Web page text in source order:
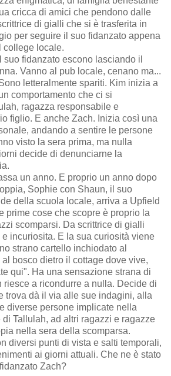
cricca di amici che pendono dalle
di gialli che si è trasferita in
per seguire il suo fidanzato appena
college locale.
suo fidanzato escono lasciando il
Vanno al pub locale, cenano ma...
letteralmente spariti. Kim inizia a
comportamento che ci si
ragazza responsabile e
figlio. E anche Zach. Inizia così una
andando a sentire le persone
visto la sera prima, ma nulla
decide di denunciarne la
un anno. E proprio un anno dopo
Sophie con Shaun, il suo
della scuola locale, arriva a Upfield
prime cose che scopre è proprio la
scomparsi. Da scrittrice di gialli
incuriosita. E la sua curiosità viene
strano cartello inchiodato al
bosco dietro il cottage dove vive,
qui". Ha una sensazione strana di
riesce a ricondurre a nulla. Decide di
trova dà il via alle sue indagini, alla
diverse persone implicate nella
Tallulah, ad altri ragazzi e ragazze
nella sera della scomparsa.
diversi punti di vista e salti temporali,
ai giorni attuali. Che ne è stato
Zach?